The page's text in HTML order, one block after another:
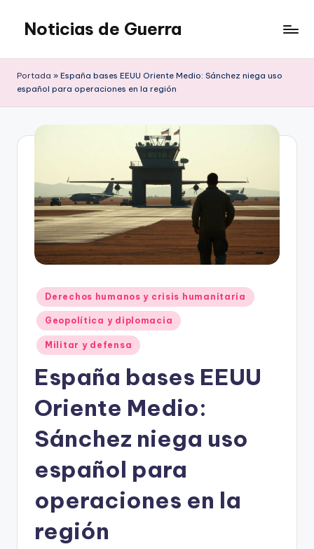
Saltar
contenido
Noticias de Guerra
Portada » España bases EEUU Oriente Medio: Sánchez niega uso
español para operaciones en la región
Publicado
en
Derechos humanos y crisis humanitaria
Geopolítica y diplomacia
Militar y defensa
España bases EEUU
Oriente Medio:
Sánchez niega uso
español para
operaciones en la
región